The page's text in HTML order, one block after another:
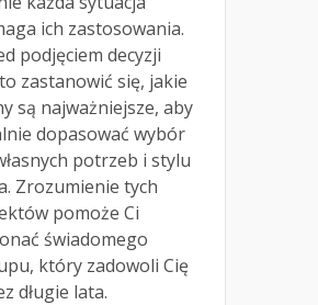
ich zastosowania.
podjęciem decyzji
zastanowić się, jakie
są najważniejsze, aby
dopasować wybór
potrzeb i stylu
Zrozumienie tych
pomoże Ci
świadomego
który zadowoli Cię
długie lata.